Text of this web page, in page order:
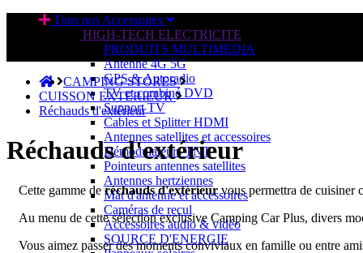
Tous nos Accessoires
HIGH-TECH ELECTRICITE
PRODUITS MULTIMEDIA
Antenne 4G 5G
GPS & Autoradio
TV et combiné DVD
Support TV
Cables et Splitter HDMI
Antennes satellites et accessoires
Démodulateurs TNT
Pointeurs antennes satellites
Antennes hertziennes
Mât d'antenne et accessoires
Caméras de recul
Accessoires audio & vidéo
SOURCE D'ENERGIE
CAMPING STORES
CUISSON EXTERIEUR
Réchauds d'extérieur
Réchauds d'extérieur
Cette gamme deréchauds d'extérieurvous permettra de cuisiner
Au menu de cette sélection exclusive Camping Car Plus, divers
Vous aimez passer des moments conviviaux en famille ou entre